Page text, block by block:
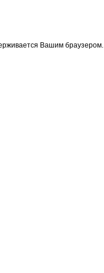
Вашим браузером.